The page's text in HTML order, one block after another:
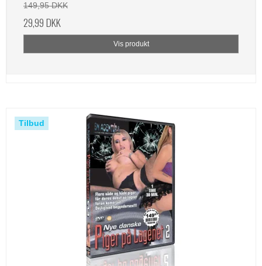
149,95 DKK
29,99 DKK
Vis produkt
Tilbud